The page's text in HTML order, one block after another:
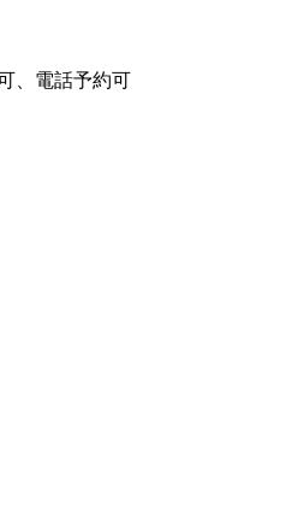
、電話予約可